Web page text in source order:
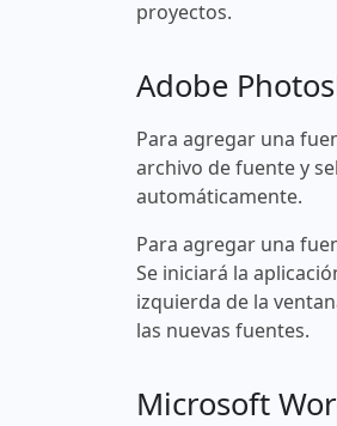
proyectos.
Adobe
Para agregar una
archivo de fuente y
automáticamente.
Para agregar una
Se iniciará la
izquierda de la
las nuevas fuentes.
Microsoft